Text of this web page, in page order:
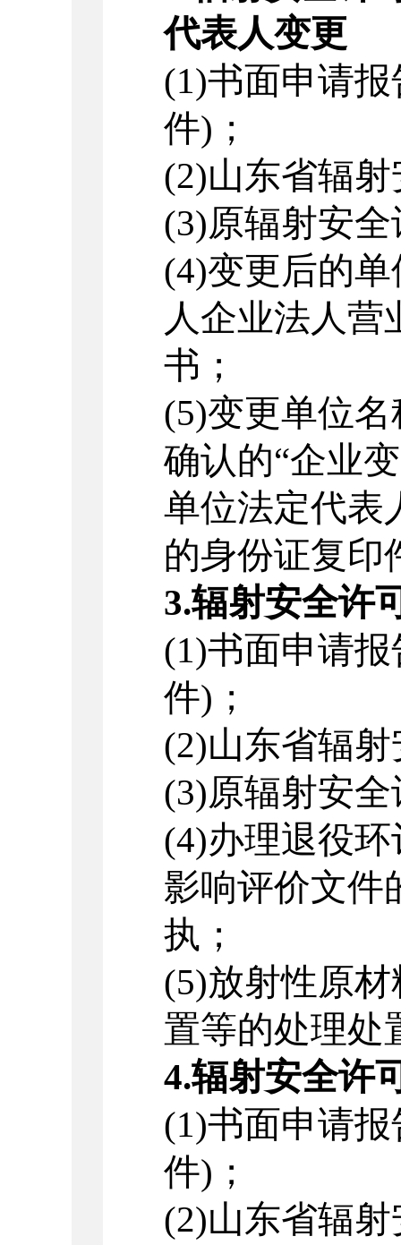
代表人变更
(1)书面申请报
件) ；
(2)山东省辐
(3)原辐射安
(4)变更后的
人企业法人营
书；
(5)变更单位
确认的“企业
单位法定代表
的身份证复印
3.辐射安全许
(1)书面申请报
件) ；
(2)山东省辐
(3)原辐射安
(4)办理退役
影响评价文件
执；
(5)放射性原
置等的处理处
4.辐射安全许
(1)书面申请报
件) ；
(2)山东省辐